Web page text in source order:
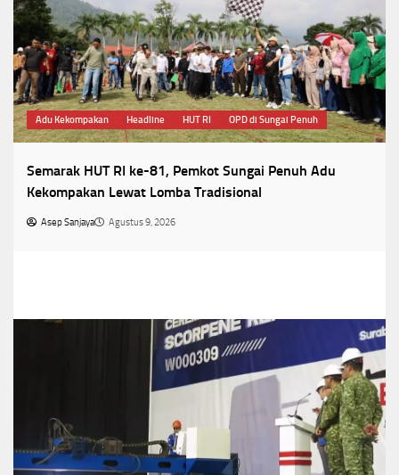
Adu Kekompakan Headline HUT RI OPD di Sungai Penuh
Semarak HUT RI ke-81, Pemkot Sungai Penuh Adu
Kekompakan Lewat Lomba Tradisional
Asep Sanjaya Agustus 9, 2026